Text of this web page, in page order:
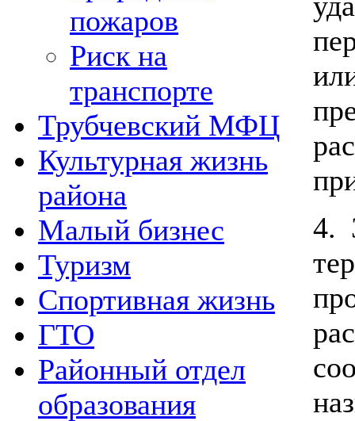
пожаров
Риск на
транспорте
Трубчевский МФЦ
Культурная жизнь
района
Малый бизнес
Туризм
Спортивная жизнь
ГТО
Районный отдел
образования
4.